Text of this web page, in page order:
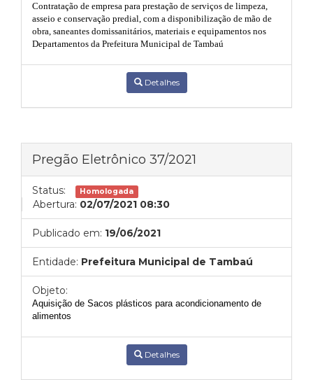
Contratação de empresa para prestação de serviços de limpeza,
asseio e conservação predial, com a disponibilização de mão de
obra, saneantes domissanitários, materiais e equipamentos nos
Departamentos da Prefeitura Municipal de Tambaú
Detalhes
Pregão Eletrônico 37/2021
Status: Homologada
Abertura: 02/07/2021 08:30
Publicado em: 19/06/2021
Entidade: Prefeitura Municipal de Tambaú
Objeto:
Aquisição de Sacos plásticos para acondicionamento de
alimentos
Detalhes